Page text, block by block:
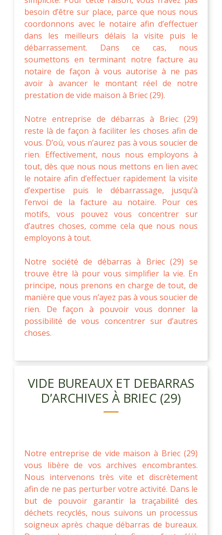
besoin d’être sur place, parce que nous nous
coordonnons avec le notaire afin d’effectuer
dans les meilleurs délais la visite puis le
débarrassement. Dans ce cas, nous
soumettons en terminant notre facture au
notaire de façon à vous autorise à ne pas
avoir à avancer le montant réel de notre
prestation de vide maison à Briec (29).
Notre entreprise de débarras à Briec (29)
reste là de façon à faciliter les choses afin de
vous. D’où, vous n’aurez pas à vous soucier de
rien. Effectivement, nous nous employons à
tout, dès que nous nous mettons en lien avec
le notaire afin d’effectuer rapidement la visite
d’expertise puis le débarrassage, jusqu’à
l’envoi de la facture au notaire. Pour ces
motifs, vous pouvez vous concentrer sur
d’autres choses, comme cela que nous nous
employons à tout.
Notre société de débarras à Briec (29) se
trouve être là pour vous simplifier la vie. En
principe, nous prenons en charge de tout, de
manière que vous n’ayez pas à vous soucier de
rien. De façon à pouvoir vous donner la
possibilité de vous concentrer sur d’autres
choses.
VIDE BUREAUX ET DEBARRAS
D’ARCHIVES À BRIEC (29)
Notre entreprise de vide maison à Briec (29)
vous libère de vos archives encombrantes.
Nous intervenons très vite et discrètement
afin de ne pas perturber votre activité. Dans le
but de pouvoir garantir la traçabilité des
déchets recyclés, nous suivons un processus
soigneux après chaque débarras de bureaux.